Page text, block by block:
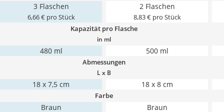
3 Flaschen
6,66 € pro Stück
2 Flaschen
8,83 € pro Stück
Kapazität pro Flasche
in ml
480 ml 500 ml
Abmessungen
L x B
18 x 7,5 cm 18 x 8 cm
Farbe
Braun
Braun